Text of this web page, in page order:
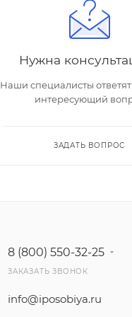
Нужна
Наши специалисты
интересующий
ЗАДАТЬ ВОПРОС
8 (800) 550-32-25
ЗАКАЗАТЬ ЗВОНОК
info@iposobiya.ru